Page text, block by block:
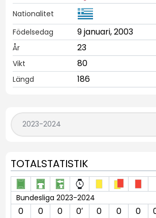
Nationalitet
Födelsedag
9 januari, 2003
År 23
Vikt 80
Längd 186
TOTALSTATISTIK
Bundesliga 2023-2024
0 0 0 0′ 0 0 0